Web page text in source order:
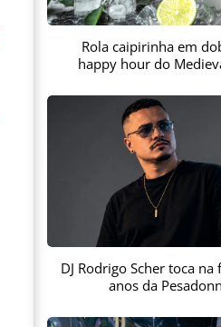
Rola caipirinha em
happy hour do
DJ Rodrigo Scher toca na
anos da